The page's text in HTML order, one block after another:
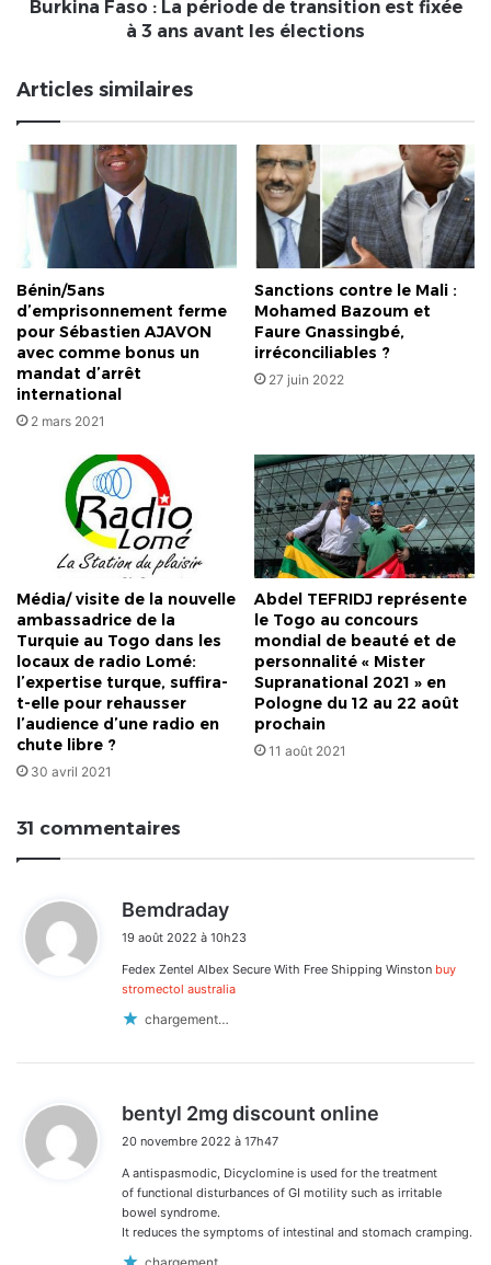
les
élections
Burkina Faso : La période de transition est fixée
à 3 ans avant les élections
Articles similaires
Bénin/5ans
d’emprisonnement ferme
pour Sébastien AJAVON
avec comme bonus un
mandat d’arrêt
international
2 mars 2021
Sanctions contre le Mali :
Mohamed Bazoum et
Faure Gnassingbé,
irréconciliables ?
27 juin 2022
Média/ visite de la nouvelle
ambassadrice de la
Turquie au Togo dans les
locaux de radio Lomé:
l’expertise turque, suffira-
t-elle pour rehausser
l’audience d’une radio en
chute libre ?
30 avril 2021
Abdel TEFRIDJ représente
le Togo au concours
mondial de beauté et de
personnalité « Mister
Supranational 2021 » en
Pologne du 12 au 22 août
prochain
11 août 2021
31 commentaires
Bemdraday
t
:
19 août 2022 à 10h23
Fedex Zentel Albex Secure With Free Shipping Winston buy
stromectol australia
chargement…
bentyl 2mg discount online
20 novembre 2022 à 17h47
A antispasmodic, Dicyclomine is used for the treatment
of functional disturbances of GI motility such as irritable
bowel syndrome.
It reduces the symptoms of intestinal and stomach cramping.